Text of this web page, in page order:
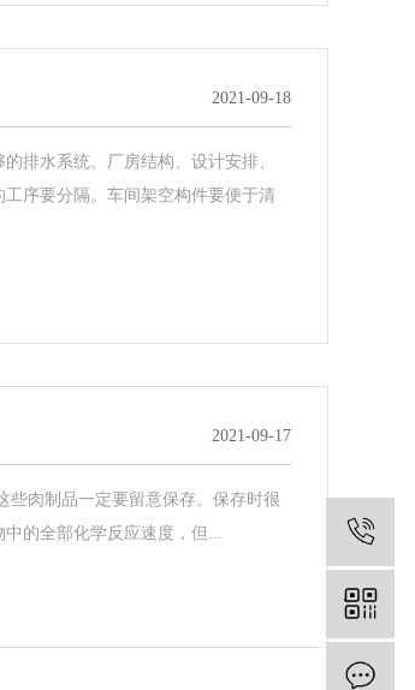
2021-09-18
排水系统。厂房结构、设计安排、
序要分隔。车间架空构件要便于清
2021-09-17
些肉制品一定要留意保存。保存时很
的全部化学反应速度，但...